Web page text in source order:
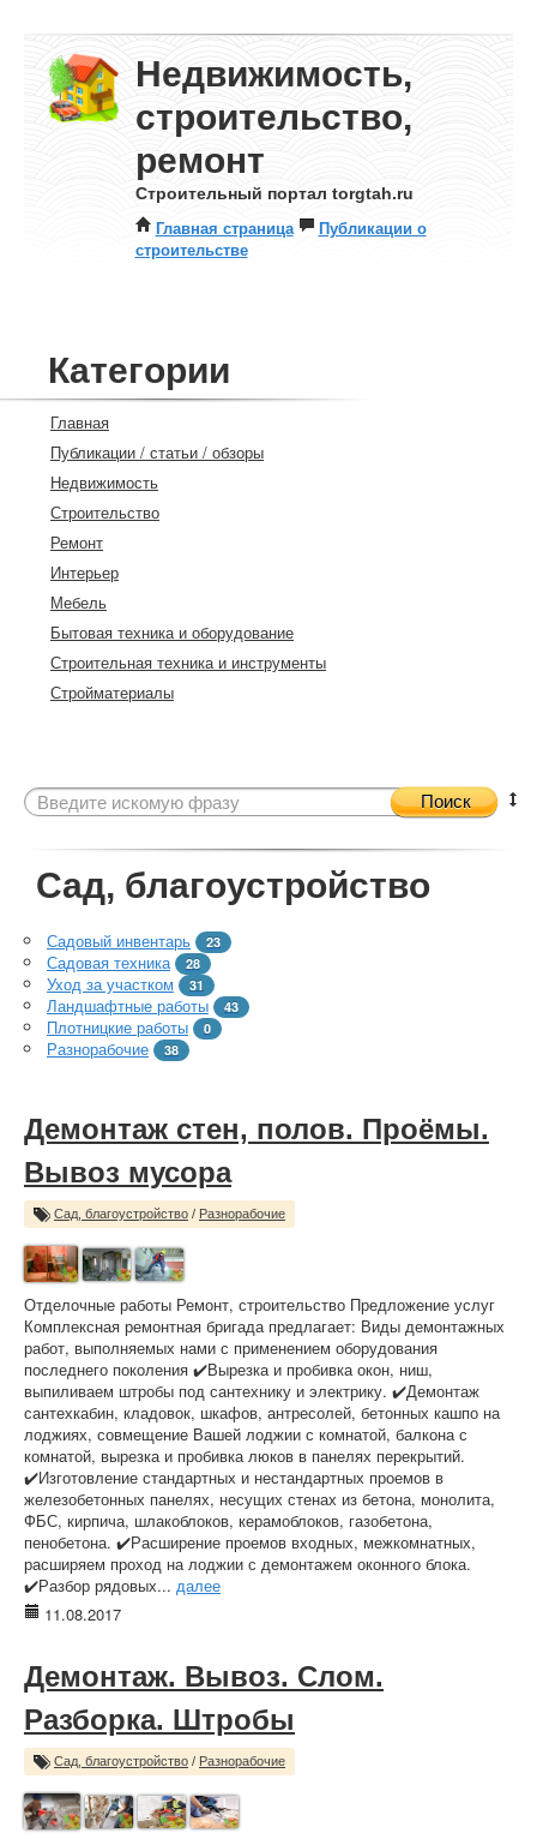
Недвижимость,
строительство,
ремонт
Строительный портал torgtah.ru
Главная страница
Публикации о
строительстве
Категории
Главная
Публикации / статьи / обзоры
Недвижимость
Строительство
Ремонт
Интерьер
Мебель
Бытовая техника и оборудование
Строительная техника и инструменты
Стройматериалы
Поиск
Сад, благоустройство
Садовый инвентарь 23
Садовая техника 28
Уход за участком 31
Ландшафтные работы 43
Плотницкие работы 0
Разнорабочие 38
Демонтаж стен, полов. Проёмы.
Вывоз мусора
Сад, благоустройство / Разнорабочие
Отделочные работы Ремонт, строительство Предложение услуг
Комплексная ремонтная бригада предлагает: Виды демонтажных
работ, выполняемых нами с применением оборудования
последнего поколения ✔️Вырезка и пробивка окон, ниш,
выпиливаем штробы под сантехнику и электрику. ✔️Демонтаж
сантехкабин, кладовок, шкафов, антресолей, бетонных кашпо на
лоджиях, совмещение Вашей лоджии с комнатой, балкона с
комнатой, вырезка и пробивка люков в панелях перекрытий.
✔️Изготовление стандартных и нестандартных проемов в
железобетонных панелях, несущих стенах из бетона, монолита,
ФБС, кирпича, шлакоблоков, керамоблоков, газобетона,
пенобетона. ✔️Расширение проемов входных, межкомнатных,
расширяем проход на лоджии с демонтажем оконного блока.
✔️Разбор рядовых... далее
11.08.2017
Демонтаж. Вывоз. Слом.
Разборка. Штробы
Сад, благоустройство / Разнорабочие